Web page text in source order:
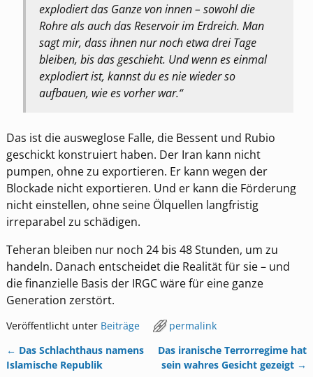
explodiert das Ganze von innen – sowohl die
Rohre als auch das Reservoir im Erdreich. Man
sagt mir, dass ihnen nur noch etwa drei Tage
bleiben, bis das geschieht. Und wenn es einmal
explodiert ist, kannst du es nie wieder so
aufbauen, wie es vorher war.“
Das ist die ausweglose Falle, die Bessent und Rubio
geschickt konstruiert haben. Der Iran kann nicht
pumpen, ohne zu exportieren. Er kann wegen der
Blockade nicht exportieren. Und er kann die Förderung
nicht einstellen, ohne seine Ölquellen langfristig
irreparabel zu schädigen.
Teheran bleiben nur noch 24 bis 48 Stunden, um zu
handeln. Danach entscheidet die Realität für sie – und
die finanzielle Basis der IRGC wäre für eine ganze
Generation zerstört.
Veröffentlicht unter Beiträge permalink
Artikelnavigation
← Das Schlachthaus namens
Islamische Republik
Das iranische Terrorregime hat
sein wahres Gesicht gezeigt →